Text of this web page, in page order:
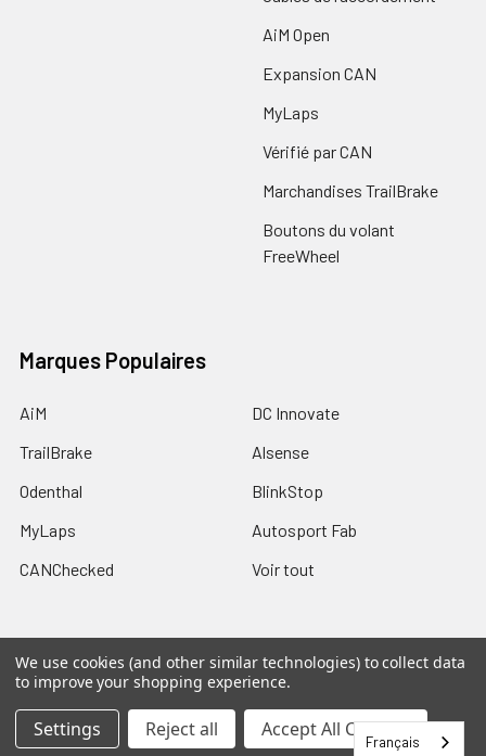
AiM Open
Expansion CAN
MyLaps
Vérifié par CAN
Marchandises TrailBrake
Boutons du volant
FreeWheel
Marques Populaires
AiM
TrailBrake
Odenthal
MyLaps
CANChecked
DC Innovate
Alsense
BlinkStop
Autosport Fab
Voir tout
© 2026 Trailbrake.com.
We use cookies (and other similar technologies) to collect data
to improve your shopping experience.
Settings Reject all Accept All Cookies
Français